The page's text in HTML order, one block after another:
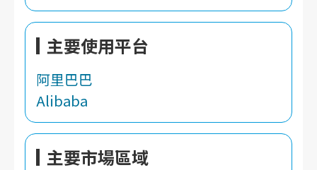
主要使用平台
阿里巴巴
Alibaba
主要市場區域